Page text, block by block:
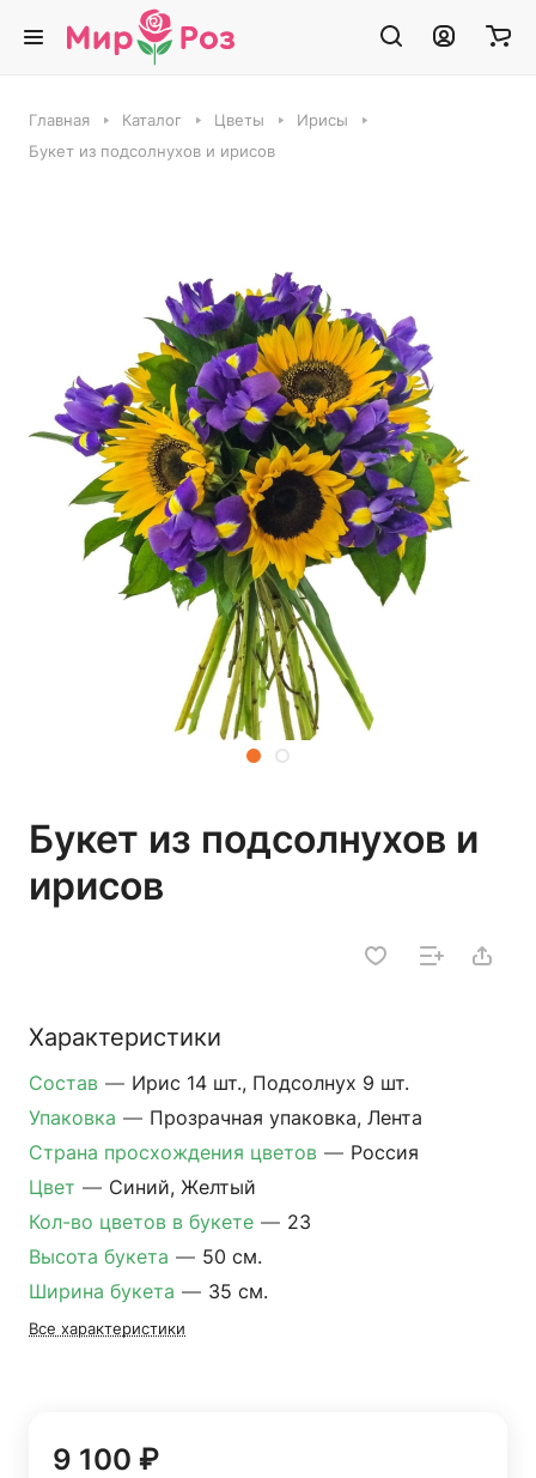
Главная Каталог Цветы
Ирисы
Букет из подсолнухов и ирисов
Букет из подсолнухов и
ирисов
Характеристики
Состав — Ирис 14 шт., Подсолнух 9 шт.
Упаковка — Прозрачная упаковка, Лента
Страна просхождения цветов — Россия
Цвет — Синий, Желтый
Кол-во цветов в букете — 23
Высота букета — 50 см.
Ширина букета — 35 см.
Все характеристики
9 100 ₽